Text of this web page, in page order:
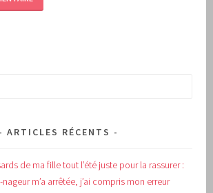
ARTICLES RÉCENTS
de ma fille tout l’été juste pour la rassurer :
m’a arrêtée, j’ai compris mon erreur